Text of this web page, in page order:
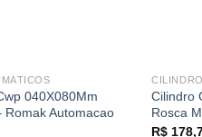
040X080Mm
Romak Automacao
Cilindro
Rosca
R$